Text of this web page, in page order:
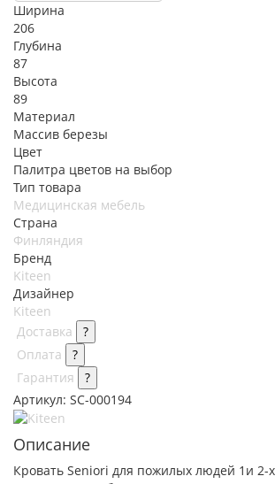
Ширина
206
Глубина
87
Высота
89
Материал
Массив березы
Цвет
Палитра цветов на выбор
Тип товара
Медицинская мебель
Страна
Финляндия
Бренд
Kiteen
Дизайнер
Kiteen
Доставка
?
Оплата
?
Гарантия
?
Артикул: SC-000194
Описание
Кровать Seniori для пожилых людей 1и 2-